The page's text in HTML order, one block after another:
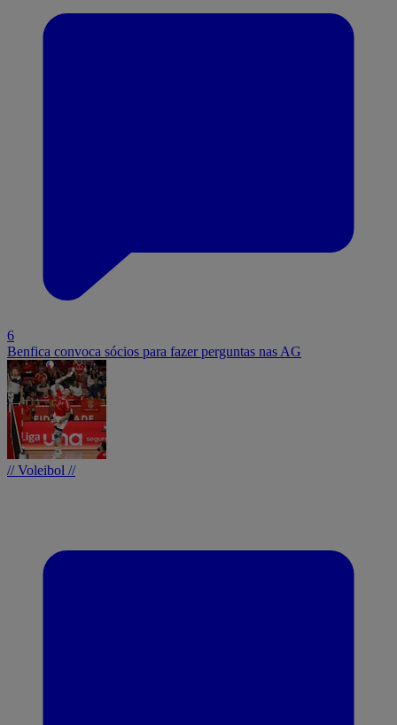
6
Benfica convoca sócios para fazer perguntas nas AG
// Voleibol //